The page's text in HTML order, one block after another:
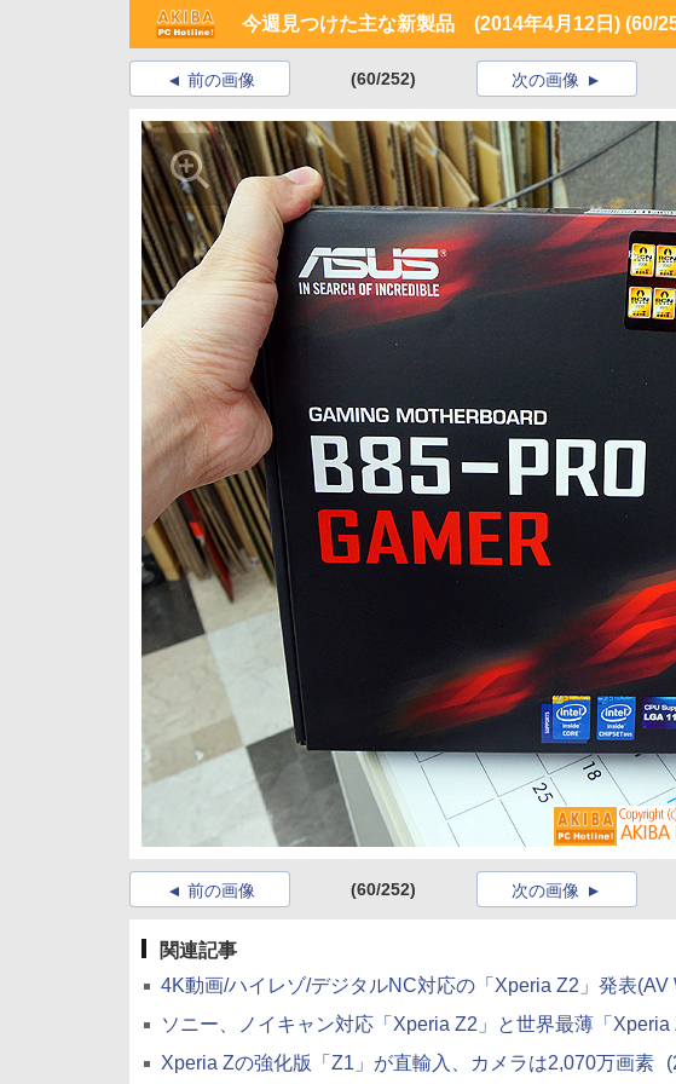
今週見つけた主な新製品 (2014年4月12日) (60/
前の画像 (60/252) 次の画像
前の画像 (60/252) 次の画像
関連記事
4K動画/ハイレゾ/デジタルNC対応の「Xperia Z2」発表(AV
ソニー、ノイキャン対応「Xperia Z2」と世界最薄「
Xperia Zの強化版「Z1」が直輸入、カメラは2,070万画素